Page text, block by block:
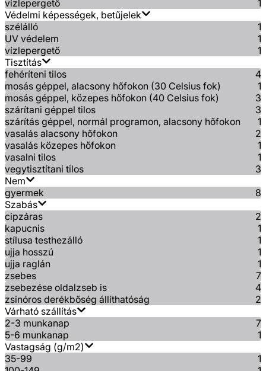
vízlepergető
1
Védelmi képességek, betűjelek
szélálló
1
UV védelem
1
vízlepergető
1
Tisztítás
fehéríteni tilos
4
mosás géppel, alacsony hőfokon (30 Celsius fok)
1
mosás géppel, közepes hőfokon (40 Celsius fok)
3
szárítani géppel tilos
3
szárítás géppel, normál programon, alacsony hőfokon
1
vasalás alacsony hőfokon
2
vasalás közepes hőfokon
1
vasalni tilos
1
vegytisztítani tilos
3
Nem
gyermek
8
Szabás
cipzáras
2
kapucnis
1
stílusa testhezálló
1
ujja hosszú
1
ujja raglán
1
zsebes
7
zsebezése oldalzseb is
4
zsinóros derékbőség állíthatóság
2
Várható szállítás
2-3 munkanap
7
5-6 munkanap
1
Vastagság (g/m2)
35-99
1